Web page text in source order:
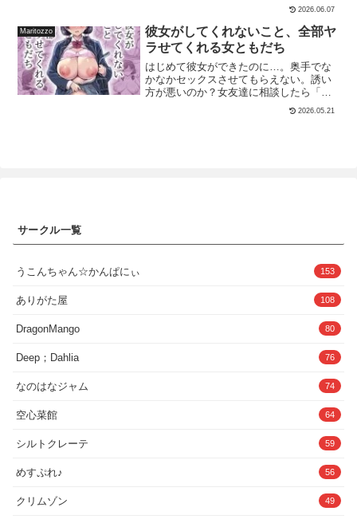
る。合計77P催●バニーパラダイス
（60P）＋描き下ろしCG（14枚/内文字な
し差分7枚）＋他JPG、PDF形式収録作/
一葉モカ X⇒@ichimokaサークル/ ショコ
ラテ伊織ちゃんボイス■藤村莉央 様
結社完堕オーバードーズ編音信不通だっ
に会いに行くラ◯ラス。そこで見たのは
変わり果てた姿の仲間たちだった。秘密
なるオーバードーズ調◯が始まる【形
式】イラスト総数:382枚（文字有:191枚/
文字無差分191枚）解像
度:2496×3648px（一部異なる解像度のイ
年齢に達した設定となっています。※犯
一切ありません。※本商品は予告なく販
売を終了したり、価格を変更する場合が
あります。予めご了承ください。※ご購
入後の取り扱いに関して、何らかの不備
があった場合でも当方は責任を負いかね
ますので、ご了承ください。
ルフの女王・ミストは、常軌を逸した人
の王・レックスの狂愛により拘束され嬲
られるが、?魔力?で守られているので余
裕の笑み…。しかしレックスの卑劣な企
みにより『快楽』という未知の感覚を植
えつけられていく…！ 何事にも動じず、
圧倒的であった女王ミストの顔が淫靡に
歪む時、狂王レックスの本当の『教育』
が幕を開ける…！！！いきぬき亭でメイ
2026.06.07
Maritozzo
彼女がしてくれないこと、全部ヤ
ラせてくれる女ともだち
はじめて彼女ができたのに…。奥手でな
かなかセックスさせてもらえない。誘い
方が悪いのか？女友達に相談したら「私
で練習してみる？」と誘われて…。【あ
らすじ】「拓也（たくや）」は彼女の
スできるかも」と、灯里は言ってくる。
点が知りたいかも。誰かに見られるとま
になったが…。◆モノクロコミック◆本
編58ページ◆スマホ閲覧用のPDFファイ
ル3種（通常版・軽量版・見開版）を同梱
企画・制作:Maritozzo漫画:相沢U字※サン
プル画像はモザイク入りですが、本編は
2026.05.21
サークル一覧
うこんちゃん☆かんぱにぃ 153
ありがた屋 108
DragonMango 80
Deep；Dahlia 76
なのはなジャム 74
空心菜館 64
シルトクレーテ 59
めすぷれ♪ 56
クリムゾン 49